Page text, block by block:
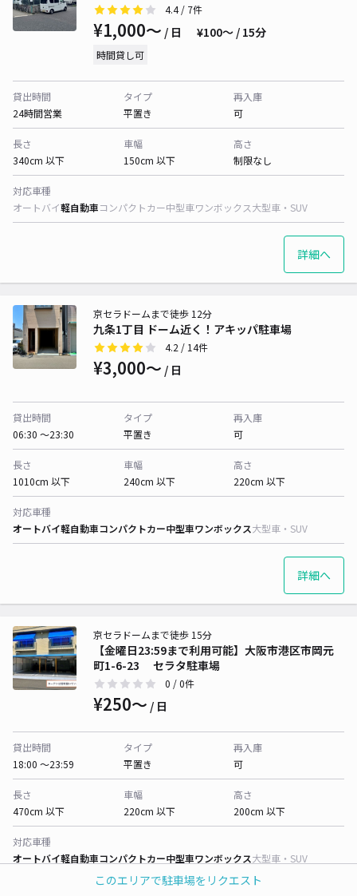
このエリアで駐車場をリクエスト
4.4/ 7件
¥1,000〜 / 日 ¥100〜 / 15分
時間貸し可
貸出時間
24時間営業
タイプ
平置き
再入庫
可
長さ
340cm 以下
車幅
150cm 以下
高さ
制限なし
対応車種
オートバイ軽自動車コンパクトカー中型車ワンボックス大型車・SUV
詳細へ
九条1丁目 ドーム近く！アキッパ駐車場
京セラドームまで徒歩 12分
4.2 / 14件
¥3,000〜 / 日
貸出時間
06:30 〜23:30
タイプ
平置き
再入庫
可
長さ
1010cm 以下
車幅
240cm 以下
高さ
220cm 以下
対応車種
オートバイ軽自動車コンパクトカー中型車ワンボックス大型車・SUV
詳細へ
【金曜日23:59まで利用可能】大阪市港区市岡元
町1-6-23 セラタ駐車場
京セラドームまで徒歩 15分
0 / 0件
¥250〜 / 日
貸出時間
18:00 〜23:59
タイプ
平置き
再入庫
可
長さ
470cm 以下
車幅
220cm 以下
高さ
200cm 以下
対応車種
オートバイ軽自動車コンパクトカー中型車ワンボックス大型車・SUV